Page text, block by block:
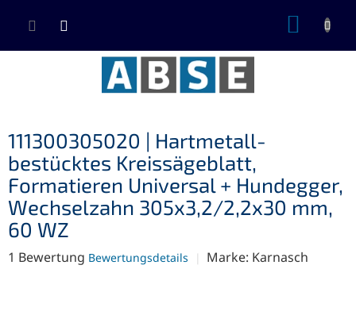
Inhalt
111300305020 | Hartmetall-
bestücktes Kreissägeblatt,
Formatieren Universal + Hundegger,
Wechselzahn 305x3,2/2,2x30 mm,
60 WZ
Die
1 Bewertung Bewertungsdetails Marke: Karnasch